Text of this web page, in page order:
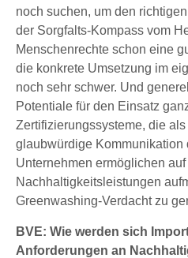
noch suchen, um den
der Sorgfalts-Kompass vom
Menschenrechte schon eine
die konkrete Umsetzung im
noch sehr schwer. Und
Potentiale für den Einsatz
Zertifizierungssysteme, die
glaubwürdige Kommunikation
Unternehmen ermöglichen
Nachhaltigkeitsleistungen
Greenwashing-Verdacht zu
BVE: Wie werden sich
Anforderungen an